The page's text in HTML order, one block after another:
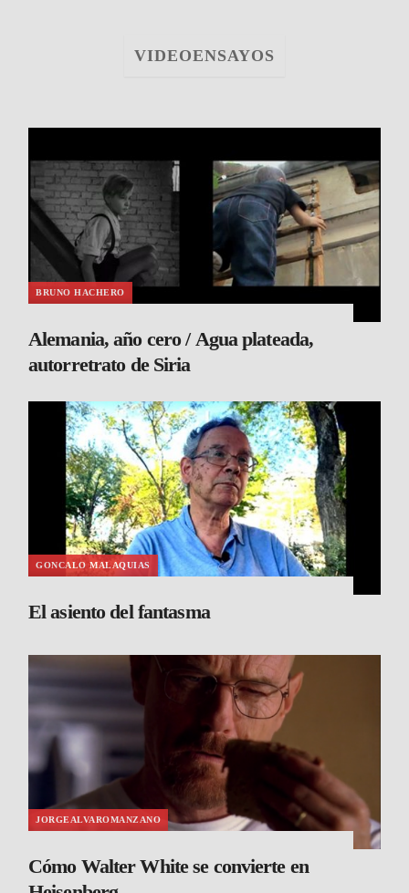
VIDEOENSAYOS
BRUNO HACHERO
Alemania, año cero / Agua plateada,
autorretrato de Siria
GONCALO MALAQUIAS
El asiento del fantasma
JORGEALVAROMANZANO
Cómo Walter White se convierte en